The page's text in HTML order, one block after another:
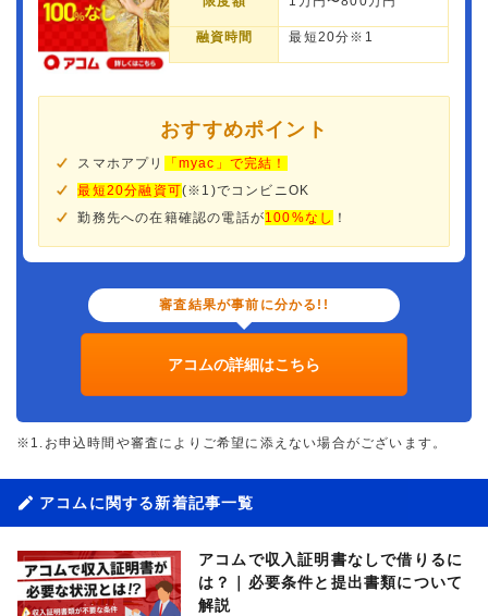
融資時間 最短20分※1
おすすめポイント
スマホアプリ
「myac」で完結！
最短20分融資可(※1)でコンビニOK
勤務先への在籍確認の電話が100%なし ！
審査結果が事前に分かる!!
アコムの詳細はこちら
※1.お申込時間や審査によりご希望に添えない場合がございます。
アコムに関する新着記事一覧
アコムで収入証明書なしで借りるに
は？｜必要条件と提出書類について
解説